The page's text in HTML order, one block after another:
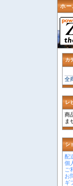
ホー
カ
全
レ
商
ま
シ
配
個
ご
お
ギ